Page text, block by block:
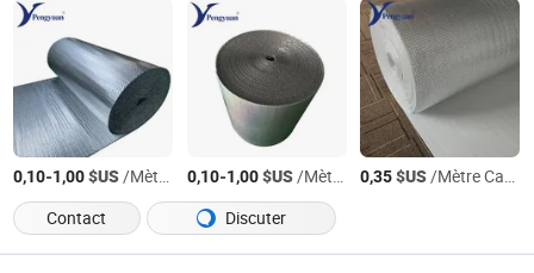
0,10-1,00$US/Mètre Carré 0,10-1,00$US/Mètre Carré 0,35$US/Mètre Carré
Contact
Discuter